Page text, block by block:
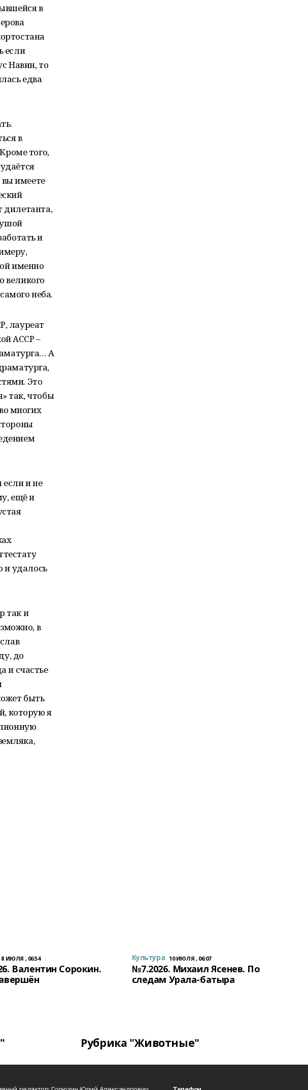
в
если
Навин, то
едва
в
того,
вы имеете
дилетанта,
и
именно
великого
неба.
лауреат
АССР –
А
Это
так, чтобы
многих
и не
ещё и
и удалось
так и
в
до
и счастье
быть
которую я
8 ИЮЛЯ , 06:54
Валентин Сорокин.
Культура 10 ИЮЛЯ , 06:07
№7.2026. Михаил Ясенев. По
следам Урала-батыра
Рубрика "Животные"